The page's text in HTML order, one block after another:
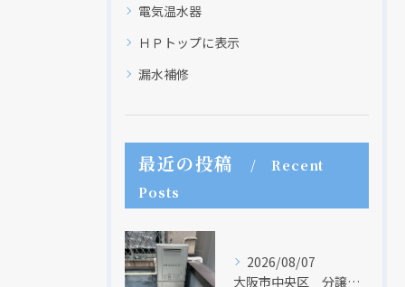
電気温水器
ＨＰトップに表示
漏水補修
最近の投稿
Recent
Posts
2026/08/07
大阪市中央区 分譲マンションの給湯器取替リフォーム工事 UV除菌機能搭載給湯器